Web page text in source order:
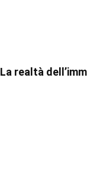
La realtà